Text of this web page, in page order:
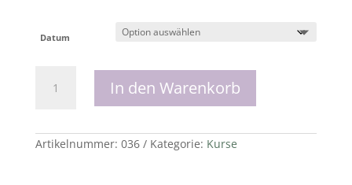
Datum
Aquarell
In den Warenkorb
Artikelnummer: 036 Kategorie: Kurse